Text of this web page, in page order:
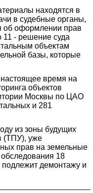
находятся в
в судебные органы,
об оформлении прав
11 - решение суда
объектам
базы, которые
время на
объектов
Москвы по ЦАО
и 281
из зоны будущих
(ТПУ), уже
прав на земельные
обследования 18
демонтажу и